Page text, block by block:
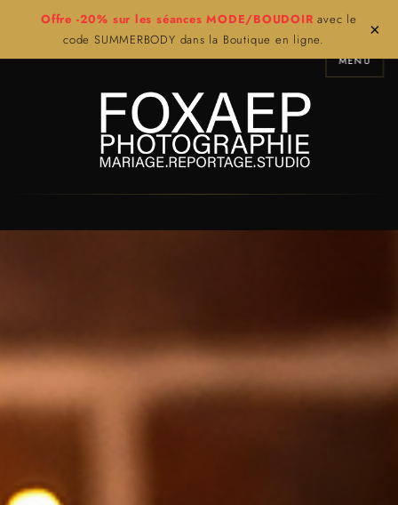
Offre -20% sur les séances MODE/BOUDOIR avec le
code SUMMERBODY dans la Boutique en ligne.
×
MENU